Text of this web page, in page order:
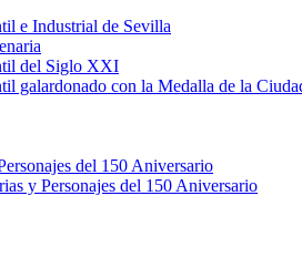
e Industrial de Sevilla
del Siglo XXI
galardonado con la Medalla de la
del 150 Aniversario
y Personajes del 150 Aniversario